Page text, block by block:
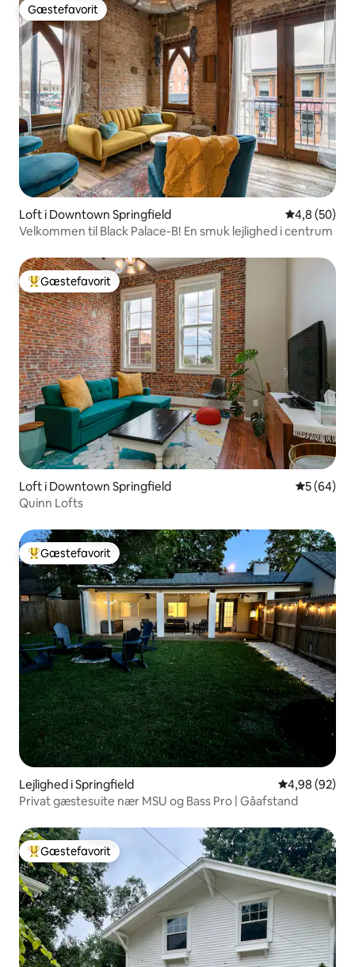
Gæstefavorit
Gæstefavorit
Loft i Downtown Springfield 4,8 ud af 5 i
4,8 (50)
Velkommen til Black Palace-B! En smuk lejlighed i centrum
Bedste gæstefavorit
Gæstefavorit
Loft i Downtown Springfield 5 ud af 5 i
5 (64)
Quinn Lofts
Bedste gæstefavorit
Gæstefavorit
Lejlighed i Springfield 4,98 ud af 5 i
4,98 (92)
Privat gæstesuite nær MSU og Bass Pro | Gåafstand
Bedste gæstefavorit
Gæstefavorit